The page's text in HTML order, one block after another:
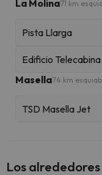
La Molina71 km
Pista Llarga
Edificio Telecabina
Masella74 km
TSD Masella Jet
Los